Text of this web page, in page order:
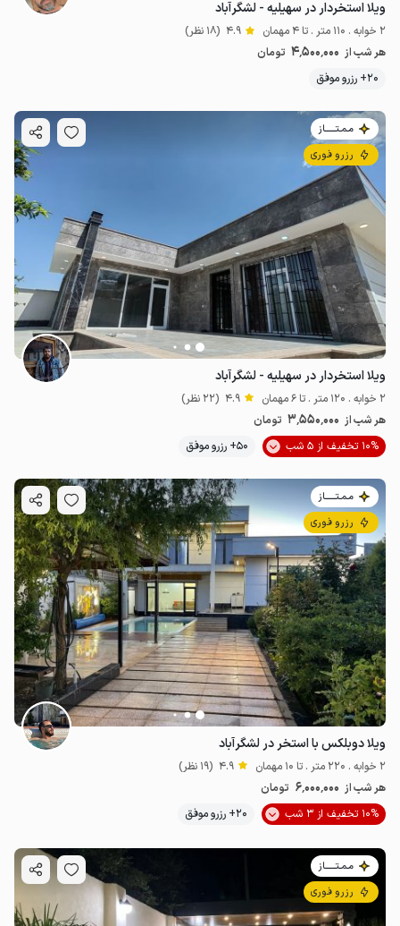
ویلا استخردار در سهیلیه - لشگرآباد
2 خوابه . 110 متر . تا 4 مهمان 4.9 (18 نظر)
هر شب از 4٬500٬000 تومان
20+ رزرو موفق
مـمـتــــــاز
رزرو فوری
ویلا استخردار در سهیلیه - لشگرآباد
2 خوابه . 120 متر . تا 6 مهمان 4.9 (22 نظر)
هر شب از 3٬550٬000 تومان
10% تخفیف از 5 شب
50+ رزرو موفق
مـمـتــــــاز
رزرو فوری
ویلا دوبلکس با استخر در لشگرآباد
2 خوابه . 220 متر . تا 10 مهمان 4.9 (19 نظر)
هر شب از 6٬000٬000 تومان
10% تخفیف از 3 شب
20+ رزرو موفق
مـمـتــــــاز
رزرو فوری